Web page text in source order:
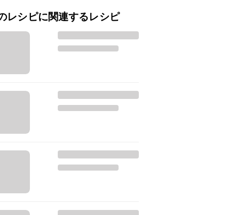
レシピに関連するレシピ